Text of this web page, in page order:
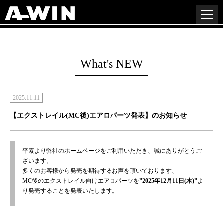
What's NEW
2025.11.11
【エクストレイル(MC後)エアロパーツ発表】のお知らせ
平素より弊社のホームページをご利用いただき、誠にありがとうご
ざいます。
多くのお客様から発売を期待するお声を頂いております、
MC後のエクストレイル向けエアロパーツを”2025年12月11日(木)”よ
り発売することを発表いたします。